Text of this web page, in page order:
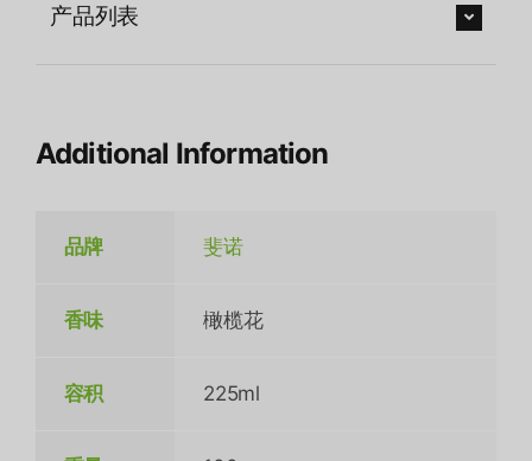
产品列表
Additional Information
品牌 斐诺
香味 橄榄花
容积 225ml